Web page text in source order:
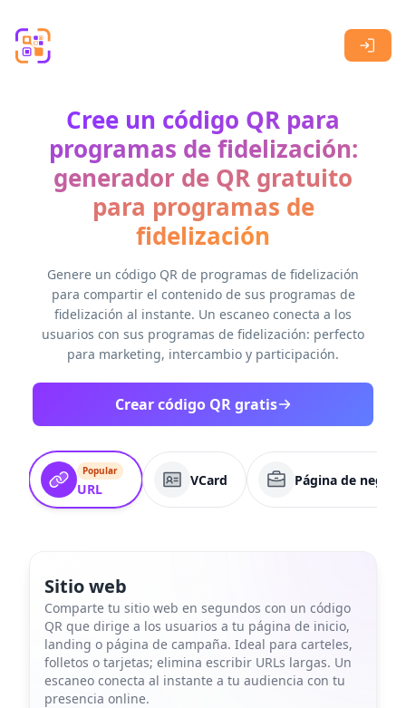
Cree un código QR para
programas de fidelización:
generador de QR gratuito
para programas de
fidelización
Genere un código QR de programas de fidelización
para compartir el contenido de sus programas de
fidelización al instante. Un escaneo conecta a los
usuarios con sus programas de fidelización: perfecto
para marketing, intercambio y participación.
Crear código QR gratis
Popular
URL
VCard Página de
Sitio web
Comparte tu sitio web en segundos con un código
QR que dirige a los usuarios a tu página de inicio,
landing o página de campaña. Ideal para carteles,
folletos o tarjetas; elimina escribir URLs largas. Un
escaneo conecta al instante a tu audiencia con tu
presencia online.